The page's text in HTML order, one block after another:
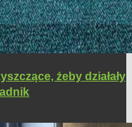
żeby działały